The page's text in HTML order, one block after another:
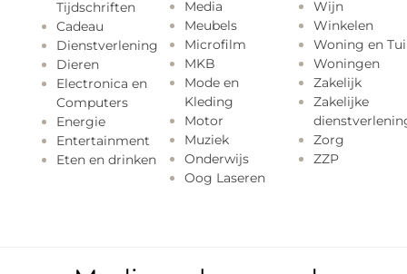
Tijdschriften
Cadeau
Dienstverlening
Dieren
Electronica en
Computers
Energie
Entertainment
Eten en drinken
Media
Meubels
Microfilm
MKB
Mode en
Kleding
Motor
Muziek
Onderwijs
Oog Laseren
Wijn
Winkelen
Woning en
Woningen
Zakelijk
Zakelijke
Zorg
ZZP